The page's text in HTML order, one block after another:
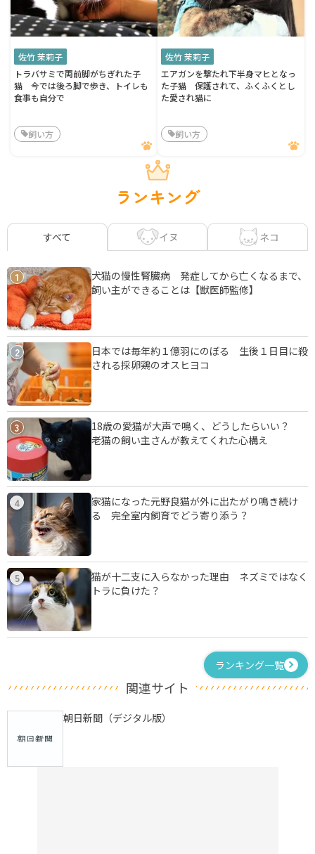
佐竹 茉莉子
トラバサミで両前脚がちぎれた子
猫 今では後ろ脚で歩き、トイレも
食事も自分で
飼い方
佐竹 茉莉子
エアガンを撃たれ下半身マヒとなっ
た子猫 保護されて、ふくふくとし
た愛され猫に
飼い方
ランキング
すべて イヌ ネコ
1
犬猫の慢性腎臓病 発症してから亡くなるまで、
飼い主ができることは【獣医師監修】
2
日本では毎年約１億羽にのぼる 生後１日目に殺
される採卵鶏のオスヒヨコ
3
18歳の愛猫が大声で鳴く、どうしたらいい？
老猫の飼い主さんが教えてくれた心構え
4
家猫になった元野良猫が外に出たがり鳴き続け
る 完全室内飼育でどう寄り添う？
5
猫が十二支に入らなかった理由 ネズミではなく
トラに負けた？
ランキング一覧
関連サイト
朝日新聞（デジタル版）